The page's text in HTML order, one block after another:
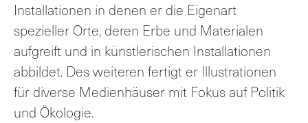
Installationen in denen er die Eigenart
spezieller Orte, deren Erbe und Materialen
aufgreift und in künstlerischen Installationen
abbildet. Des weiteren fertigt er Illustrationen
für diverse Medienhäuser mit Fokus auf Politik
und Ökologie.